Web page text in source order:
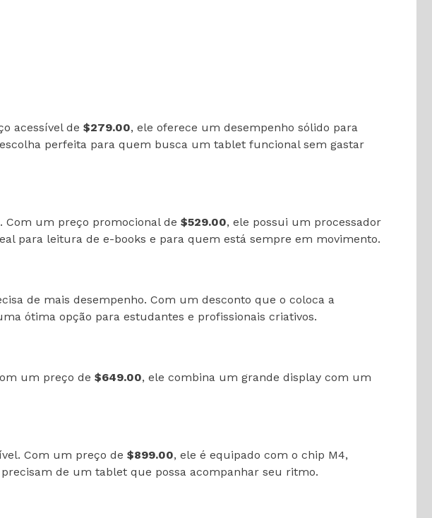
acessível de $279.00, ele oferece um desempenho sólido para
perfeita para quem busca um tablet funcional sem gastar
Com um preço promocional de $529.00, ele possui um processador
para leitura de e-books e para quem está sempre em movimento.
de mais desempenho. Com um desconto que o coloca a
ótima opção para estudantes e profissionais criativos.
um preço de $649.00, ele combina um grande display com um
Com um preço de $899.00, ele é equipado com o chip M4,
de um tablet que possa acompanhar seu ritmo.